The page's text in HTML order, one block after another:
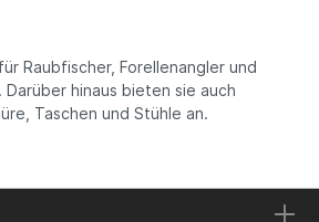
Raubfischer, Forellenangler und
hinaus bieten sie auch
Taschen und Stühle an.